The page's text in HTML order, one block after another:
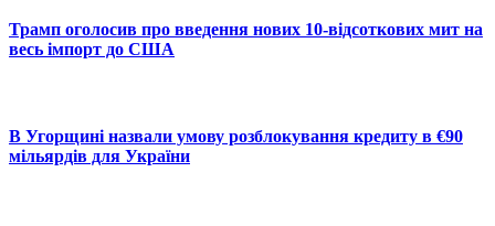
Трамп оголосив про введення нових 10-відсоткових мит на
весь імпорт до США
В Угорщині назвали умову розблокування кредиту в €90
мільярдів для України